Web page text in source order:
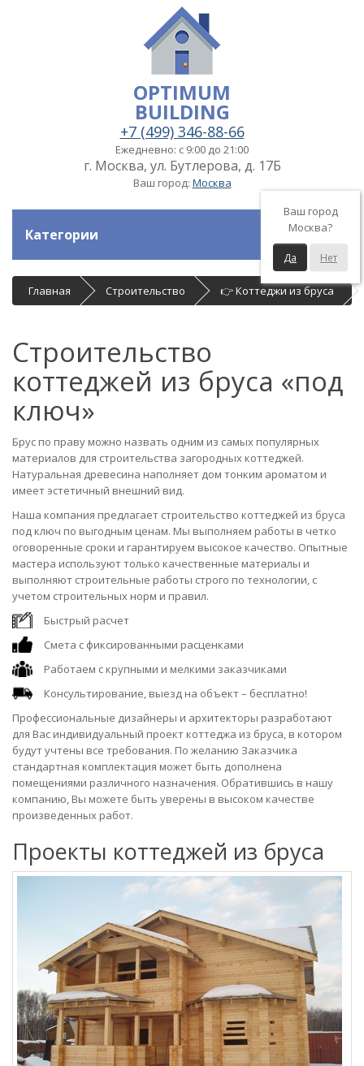
OPTIMUM
BUILDING
+7 (499) 346-88-66
Ежедневно: с 9:00 до 21:00
г. Москва, ул. Бутлерова, д. 17Б
Ваш город: Москва
Ваш город
Москва?
Да Нет
Категории
Главная Строительство 👉 Коттеджи из бруса
Строительство
коттеджей из бруса «под
ключ»
Брус по праву можно назвать одним из самых популярных
материалов для строительства загородных коттеджей.
Натуральная древесина наполняет дом тонким ароматом и
имеет эстетичный внешний вид.
Наша компания предлагает строительство коттеджей из бруса
под ключ по выгодным ценам. Мы выполняем работы в четко
оговоренные сроки и гарантируем высокое качество. Опытные
мастера используют только качественные материалы и
выполняют строительные работы строго по технологии, с
учетом строительных норм и правил.
Быстрый расчет
Смета с фиксированными расценками
Работаем с крупными и мелкими заказчиками
Консультирование, выезд на объект – бесплатно!
Профессиональные дизайнеры и архитекторы разработают
для Вас индивидуальный проект коттеджа из бруса, в котором
будут учтены все требования. По желанию Заказчика
стандартная комплектация может быть дополнена
помещениями различного назначения. Обратившись в нашу
компанию, Вы можете быть уверены в высоком качестве
произведенных работ.
Проекты коттеджей из бруса